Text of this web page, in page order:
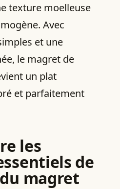
texture moelleuse
Avec
et une
le magret de
un plat
et parfaitement
les
de
magret